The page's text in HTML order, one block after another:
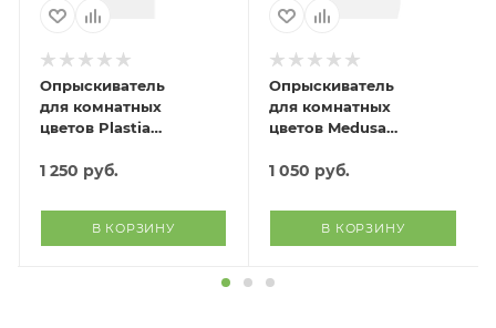
Опрыскиватель
для комнатных
цветов Plastia
1 250 руб.
В КОРЗИНУ
Опрыскиватель
для комнатных
цветов Medusa
1 050 руб.
В КОРЗИНУ